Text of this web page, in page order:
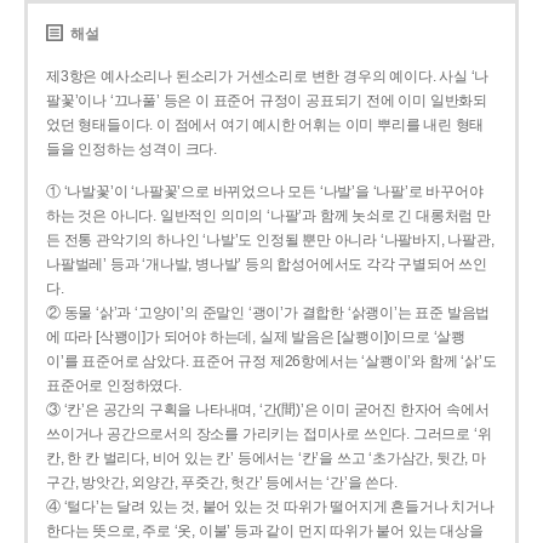
해설
제3항은 예사소리나 된소리가 거센소리로 변한 경우의 예이다. 사실 ‘나
팔꽃’이나 ‘끄나풀’ 등은 이 표준어 규정이 공표되기 전에 이미 일반화되
었던 형태들이다. 이 점에서 여기 예시한 어휘는 이미 뿌리를 내린 형태
들을 인정하는 성격이 크다.
① ‘나발꽃’이 ‘나팔꽃’으로 바뀌었으나 모든 ‘나발’을 ‘나팔’로 바꾸어야
하는 것은 아니다. 일반적인 의미의 ‘나팔’과 함께 놋쇠로 긴 대롱처럼 만
든 전통 관악기의 하나인 ‘나발’도 인정될 뿐만 아니라 ‘나팔바지, 나팔관,
나팔벌레’ 등과 ‘개나발, 병나발’ 등의 합성어에서도 각각 구별되어 쓰인
다.
② 동물 ‘삵’과 ‘고양이’의 준말인 ‘괭이’가 결합한 ‘삵괭이’는 표준 발음법
에 따라 [삭꽹이]가 되어야 하는데, 실제 발음은 [살쾡이]이므로 ‘살쾡
이’를 표준어로 삼았다. 표준어 규정 제26항에서는 ‘살쾡이’와 함께 ‘삵’도
표준어로 인정하였다.
③ ‘칸’은 공간의 구획을 나타내며, ‘간(間)’은 이미 굳어진 한자어 속에서
쓰이거나 공간으로서의 장소를 가리키는 접미사로 쓰인다. 그러므로 ‘위
칸, 한 칸 벌리다, 비어 있는 칸’ 등에서는 ‘칸’을 쓰고 ‘초가삼간, 뒷간, 마
구간, 방앗간, 외양간, 푸줏간, 헛간’ 등에서는 ‘간’을 쓴다.
④ ‘털다’는 달려 있는 것, 붙어 있는 것 따위가 떨어지게 흔들거나 치거나
한다는 뜻으로, 주로 ‘옷, 이불’ 등과 같이 먼지 따위가 붙어 있는 대상을